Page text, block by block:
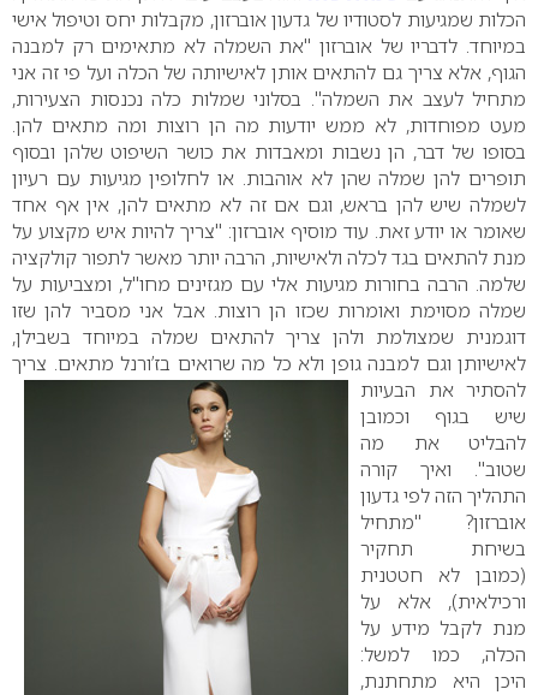
הכלות שמגיעות לסטודיו של גדעון אוברזון, מקבלות יחס וטיפול אישי
במיוחד. לדבריו של אוברזון "את השמלה לא מתאימים רק למבנה
הגוף, אלא צריך גם להתאים אותן לאישיותה של הכלה ועל פי זה אני
מתחיל לעצב את השמלה". בסלוני שמלות כלה נכנסות הצעירות,
מעט מפוחדות, לא ממש יודעות מה הן רוצות ומה מתאים להן.
בסופו של דבר, הן נשבות ומאבדות את כושר השיפוט שלהן ובסוף
תופרים להן שמלה שהן לא אוהבות. או לחלופין מגיעות עם רעיון
לשמלה שיש להן בראש, וגם אם זה לא מתאים להן, אין אף אחד
שאומר או יודע זאת. עוד מוסיף אוברזון: "צריך להיות איש מקצוע על
מנת להתאים בגד לכלה ולאישיות, הרבה יותר מאשר לתפור קולקציה
שלמה. הרבה בחורות מגיעות אלי עם מגזינים מחו"ל, ומצביעות על
שמלה מסוימת ואומרות שכזו הן רוצות. אבל אני מסביר להן שזו
דוגמנית שמצולמת ולהן צריך להתאים שמלה במיוחד בשבילן,
לאישיותן וגם למבנה גופן ולא כל מה שרואים בז’ורנל מתאים. צריך
להסתיר את הבעיות
שיש בגוף וכמובן
להבליט את מה
שטוב". ואיך קורה
התהליך הזה לפי גדעון
אוברזון? "מתחיל
בשיחת תחקיר
(כמובן לא חטטנית
ורכילאית), אלא על
מנת לקבל מידע על
הכלה, כמו למשל:
היכן היא מתחתנת,